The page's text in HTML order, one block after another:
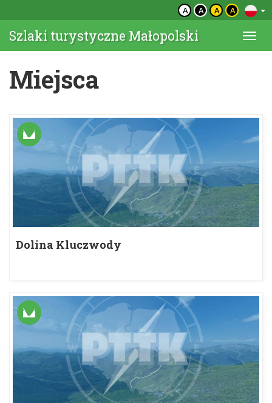
A A A A
Szlaki turystyczne Małopolski
Miejsca
Dolina Kluczwody